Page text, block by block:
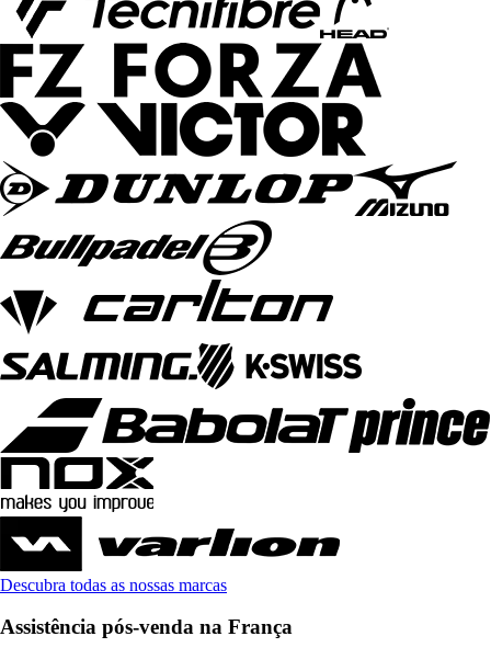
Descubra todas as nossas marcas
Assistência pós-venda na França